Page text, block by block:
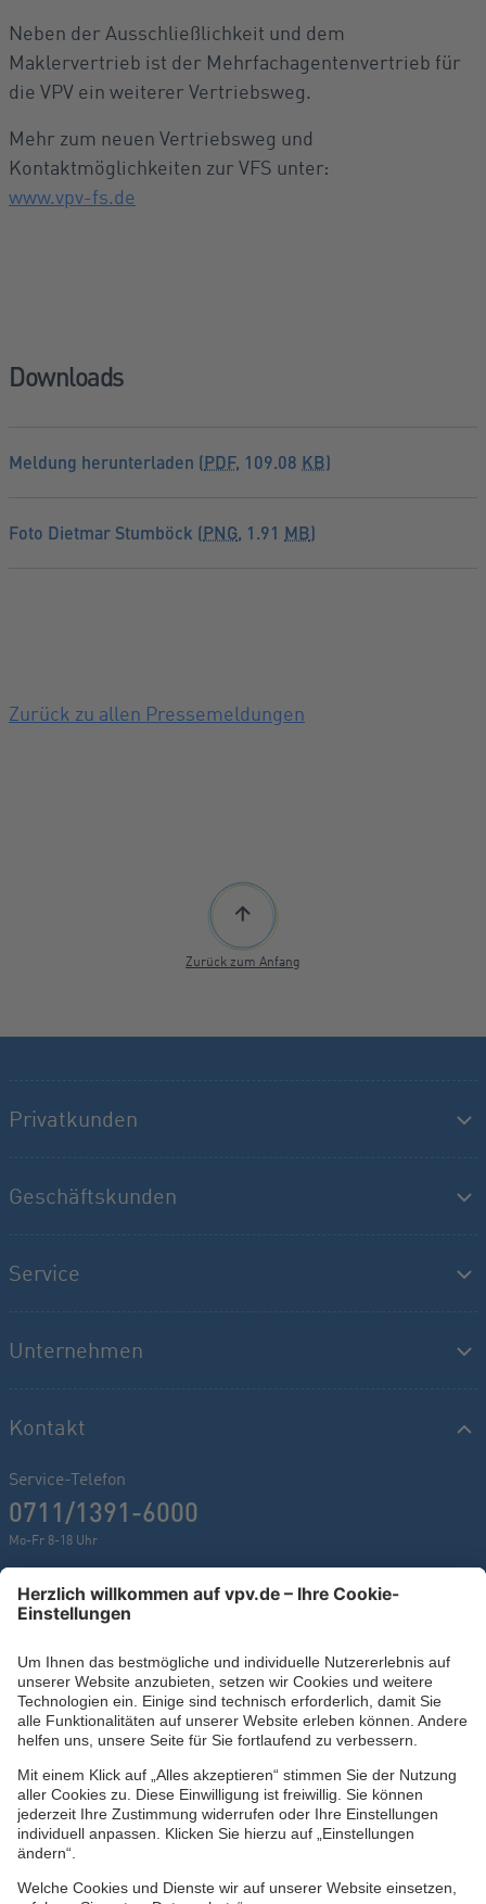
Neben der Ausschließlichkeit und dem
Maklervertrieb ist der Mehrfachagentenvertrieb für
die VPV ein weiterer Vertriebsweg.
Mehr zum neuen Vertriebsweg und
Kontaktmöglichkeiten zur VFS unter:
www.vpv-fs.de
Downloads
Meldung herunterladen (PDF, 109.08 KB)
Foto Dietmar Stumböck (PNG, 1.91 MB)
Zurück zu allen Pressemeldungen
Zurück zum Anfang
Privatkunden
Geschäftskunden
Service
Unternehmen
Kontakt
Service-Telefon
0711/1391-6000
Mo-Fr 8-18 Uhr
Kontaktformular